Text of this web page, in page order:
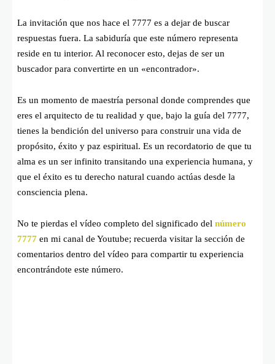
La invitación que nos hace el 7777 es a dejar de buscar
respuestas fuera. La sabiduría que este número representa
reside en tu interior. Al reconocer esto, dejas de ser un
buscador para convertirte en un «encontrador».
Es un momento de maestría personal donde comprendes que
eres el arquitecto de tu realidad y que, bajo la guía del 7777,
tienes la bendición del universo para construir una vida de
propósito, éxito y paz espiritual. Es un recordatorio de que tu
alma es un ser infinito transitando una experiencia humana, y
que el éxito es tu derecho natural cuando actúas desde la
consciencia plena.
No te pierdas el vídeo completo del significado del número
7777 en mi canal de Youtube; recuerda visitar la sección de
comentarios dentro del vídeo para compartir tu experiencia
encontrándote este número.